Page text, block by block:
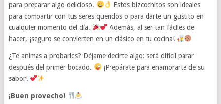
para preparar algo delicioso.
Estos bizcochitos son ideales
para compartir con tus seres queridos o para darte un gustito en
cualquier momento del día.
Además, al ser tan fáciles de
hacer, ¡seguro se convierten en un clásico en tu cocina!
¿Te animas a probarlos? Déjame decirte algo: será difícil parar
después del primer bocado.
¡Prepárate para enamorarte de su
sabor!
¡Buen provecho!